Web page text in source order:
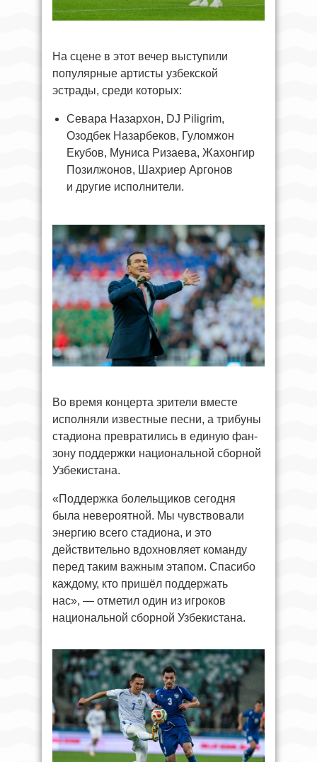
На сцене в этот вечер выступили
популярные артисты узбекской
эстрады, среди которых:
Севара Назархон, DJ Piligrim,
Озодбек Назарбеков, Гуломжон
Екубов, Муниса Ризаева, Жахонгир
Позилжонов, Шахриер Аргонов
и другие исполнители.
Во время концерта зрители вместе
исполняли известные песни, а трибуны
стадиона превратились в единую фан-
зону поддержки национальной сборной
Узбекистана.
«Поддержка болельщиков сегодня
была невероятной. Мы чувствовали
энергию всего стадиона, и это
действительно вдохновляет команду
перед таким важным этапом. Спасибо
каждому, кто пришёл поддержать
нас», — отметил один из игроков
национальной сборной Узбекистана.